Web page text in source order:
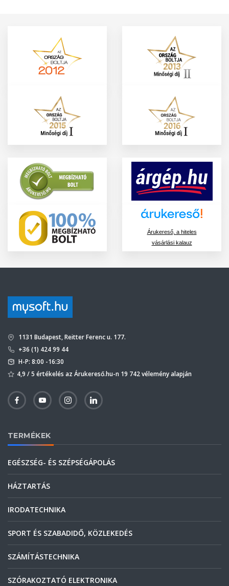
Árukereső, a hiteles
vásárlási kalauz
1131 Budapest, Reitter Ferenc u. 177.
+36 (1) 424 99 44
H-P: 8:00 -16:30
4,9 / 5 értékelés az Árukereső.hu-n 19 742 vélemény alapján
TERMÉKEK
EGÉSZSÉG- ÉS SZÉPSÉGÁPOLÁS
HÁZTARTÁS
IRODATECHNIKA
SPORT ÉS SZABADIDŐ, KÖZLEKEDÉS
SZÁMÍTÁSTECHNIKA
SZÓRAKOZTATÓ ELEKTRONIKA